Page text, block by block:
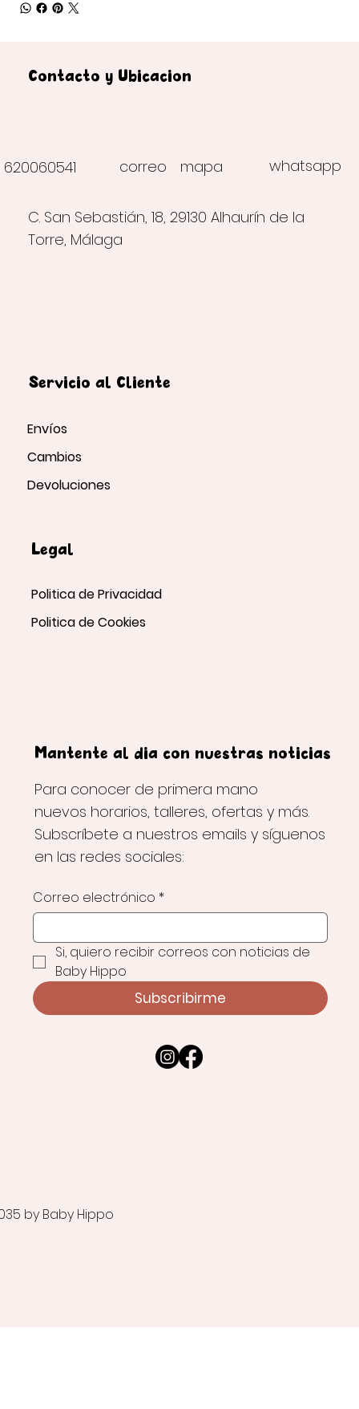
correo
Contacto y Ubicación
620060541 whatsapp
C. San Sebastián, 18, 29130 Alhaurín de la
Torre, Málaga
mapa
Servicio al Cliente
Envíos
Cambios
Devoluciones
Legal
Politica de Privacidad
Politica de Cookies
Mantente al día con nuestras noticias
Para conocer de primera mano
nuevos horarios, talleres, ofertas y más.
Subscríbete a nuestros emails y síguenos
en las redes sociales:
Correo electrónico *
Si, quiero recibir correos con noticias de
Baby Hippo
Subscribirme
by Baby Hippo